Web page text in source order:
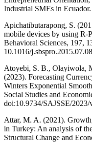
Industrial SMEs in
Apichatibutarapong, S.
mobile devices by using R-
Behavioral Sciences, 197,
10.1016/
Atoyebi, S. B., Olayiwola,
(2023). Forecasting
Winters Exponential
Social Studies and
doi:10.9734/SAJSSE/2023/
Attar, M. A. (2021).
in Turkey: An analysis of
Structural Change and